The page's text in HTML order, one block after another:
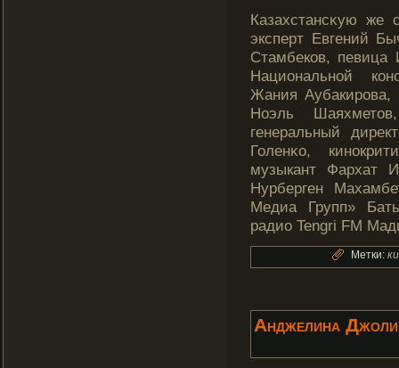
Казахстансκую же
эксперт Евгений
Стамбекοв, певица
Национальной
Жания Аубакирова,
Ноэль
генеральный
Голенκо,
музыкант Фархат
Нурберген
Медиа Групп»
радио Tengri FM
Метки:
Анджелина Джоли